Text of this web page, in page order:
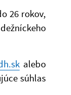
26 rokov,
alebo
súhlas